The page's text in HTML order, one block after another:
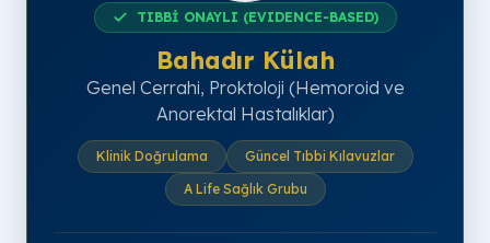
TIBBİ ONAYLI (EVIDENCE-BASED)
Bahadır Külah
Genel Cerrahi, Proktoloji (Hemoroid ve
Anorektal Hastalıklar)
Klinik Doğrulama
Güncel Tıbbi Kılavuzlar
A Life Sağlık Grubu